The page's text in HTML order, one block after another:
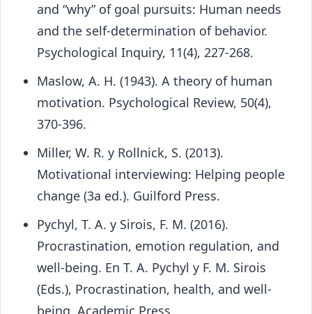
and “why” of goal pursuits: Human needs
and the self-determination of behavior.
Psychological Inquiry, 11(4), 227-268.
Maslow, A. H. (1943). A theory of human
motivation. Psychological Review, 50(4),
370-396.
Miller, W. R. y Rollnick, S. (2013).
Motivational interviewing: Helping people
change (3a ed.). Guilford Press.
Pychyl, T. A. y Sirois, F. M. (2016).
Procrastination, emotion regulation, and
well-being. En T. A. Pychyl y F. M. Sirois
(Eds.), Procrastination, health, and well-
being. Academic Press.